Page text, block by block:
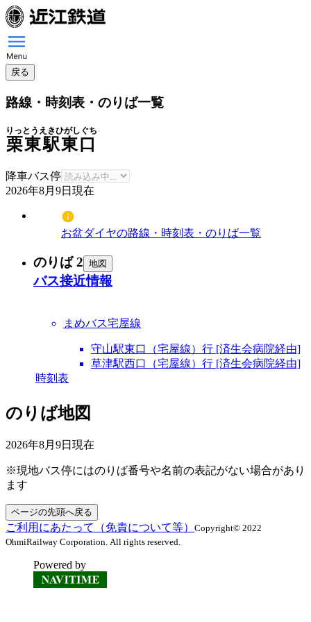
戻る
路線・時刻表・のりば一覧
栗東駅東口
りっとうえきひがしぐち
降車バス停
2026年8月9日 現在
お盆ダイヤの路線・時刻表・のりば一覧
のりば 2 地図
バス接近情報
まめバス宅屋線
守山駅東口（宅屋線）行 [済生会病院経由]
草津駅西口（宅屋線）行 [済生会病院経由]
時刻表
のりば地図
2026年8月9日 現在
※現地バス停にはのりば番号や名前の表記がない場合があり
ます
ページの先頭へ戻る
ご利用にあたって（免責について等） Copyright© 2022
OhmiRailway Corporation. All rights reserved.
Powered by